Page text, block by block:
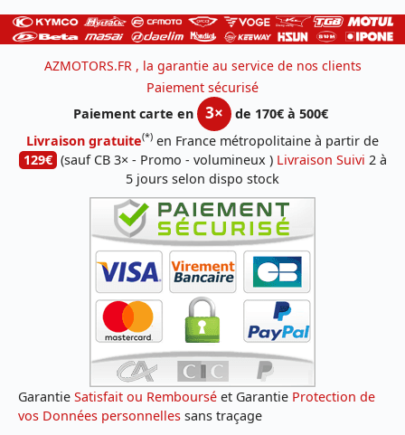
AZMOTORS.FR , la garantie au service de nos clients
Paiement sécurisé
Paiement carte en
3×
de 170€ à 500€
Livraison gratuite(*) en France métropolitaine à partir de
129€ (sauf CB 3× - Promo - volumineux ) Livraison Suivi 2 à
5 jours selon dispo stock
Garantie Satisfait ou Remboursé et Garantie Protection de
vos Données personnelles sans traçage